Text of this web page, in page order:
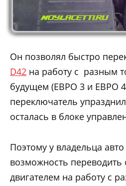
Он позволял быстро
D42 на работу с разным
будущем (ЕВРО 3 и ЕВРО
переключатель
осталась в блоке
Поэтому у владельца
возможность переводить
двигателем на работу с